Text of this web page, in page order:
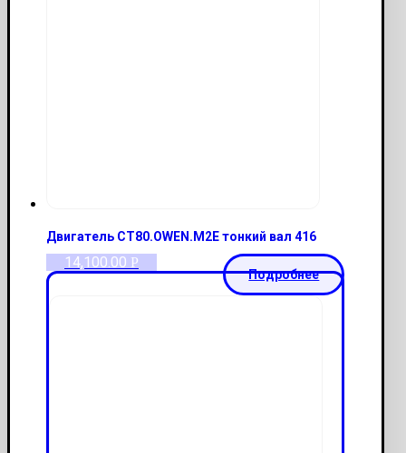
Двигатель СТ80.OWEN.M2E тонкий вал 416
14,100.00 Р
Подробнее